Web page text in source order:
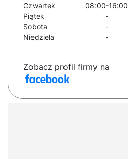
Czwartek
08:00-16:00
Piątek
-
Sobota
-
Niedziela
-
Zobacz profil firmy na